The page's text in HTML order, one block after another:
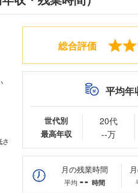
総合評価
平均年
世代別
最高年収
20代
--万
月の残業時間
平均 -- 時間